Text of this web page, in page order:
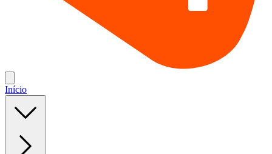
Início